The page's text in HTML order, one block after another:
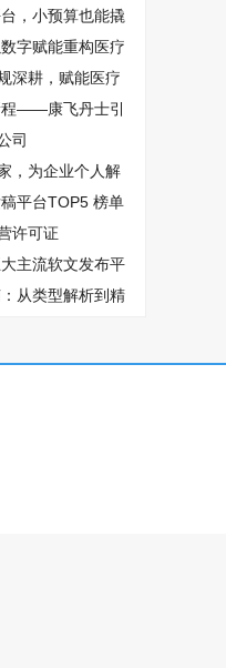
，小预算也能撬
字赋能重构医疗
深耕，赋能医疗
——康飞丹士引
司
，为企业个人解
平台TOP5 榜单
许可证
主流软文发布平
从类型解析到精